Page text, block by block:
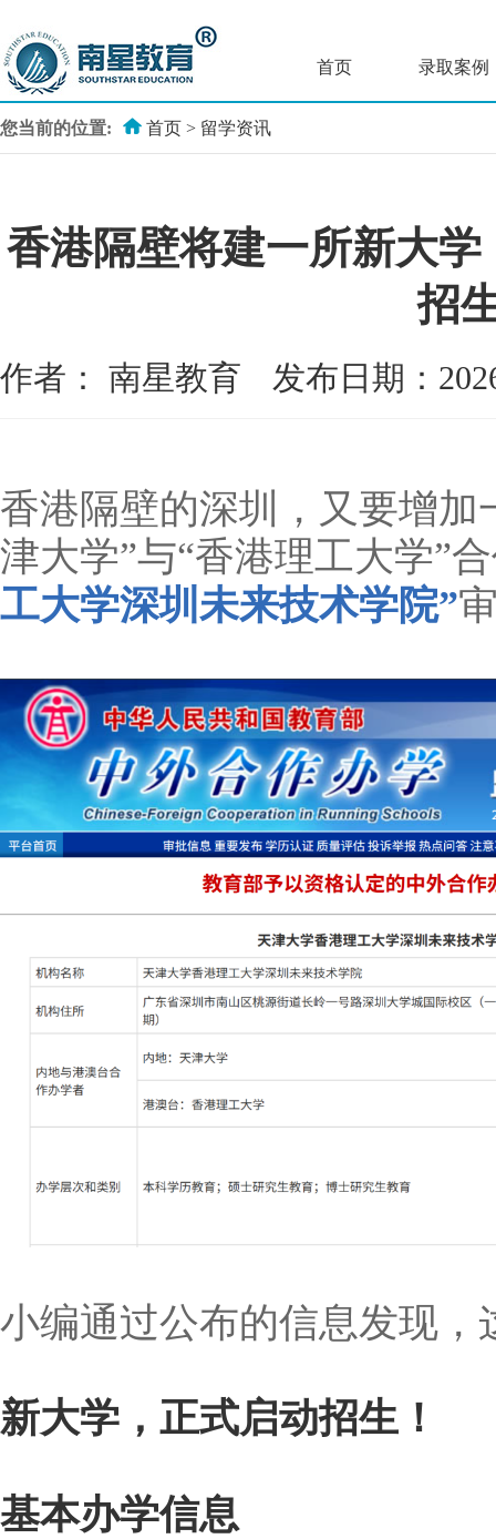
首页 录取案例
您当前的位置: 首页 > 留学资讯
香港隔壁将建一所新大
招
作者： 南星教育 发布日期：
香港隔壁的深圳，又要增加
津大学”与“香港理工大学”
工大学深圳未来技术学院”
小编通过公布的信息发现，
新大学，正式启动招生！
基本办学信息